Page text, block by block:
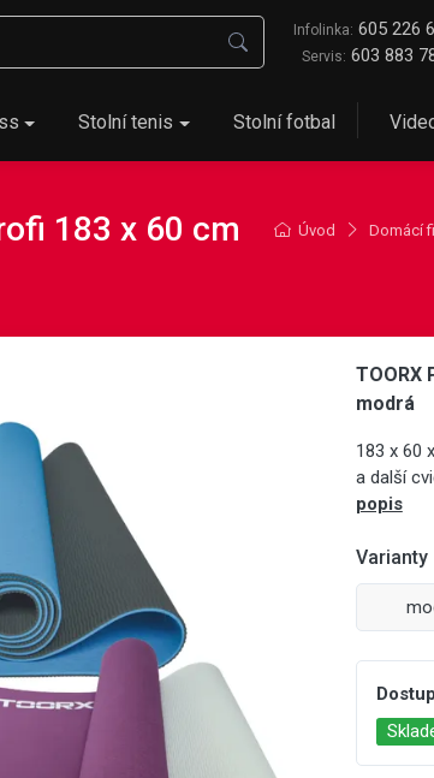
Infolinka: 605 226
Servis: 603 883
Stolní tenis Stolní fotbal
Úvod Domácí
183 x 60 cm
TOORX
modrá
183 x 60
a další
popis
Varianty